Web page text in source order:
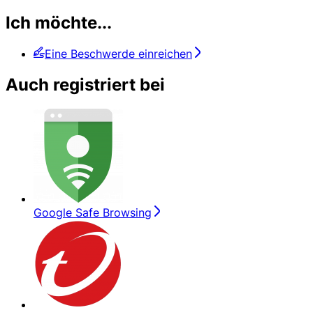
Ich möchte...
Eine Beschwerde einreichen
Auch registriert bei
Google Safe Browsing